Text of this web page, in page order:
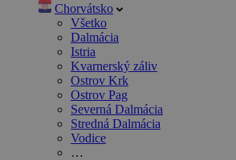
Chorvátsko
Všetko
Dalmácia
Istria
Kvarnerský záliv
Ostrov Krk
Ostrov Pag
Severná Dalmácia
Stredná Dalmácia
Vodice
…